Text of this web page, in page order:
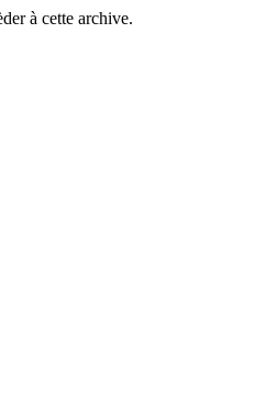
à cette archive.